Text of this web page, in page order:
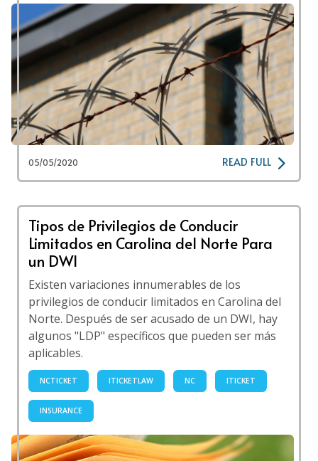
05/05/2020 READ FULL
Tipos de Privilegios de Conducir
Limitados en Carolina del Norte Para
un DWI
Existen variaciones innumerables de los
privilegios de conducir limitados en Carolina del
Norte. Después de ser acusado de un DWI, hay
algunos "LDP" específicos que pueden ser más
aplicables.
NCTICKET ITICKETLAW NC ITICKET
INSURANCE